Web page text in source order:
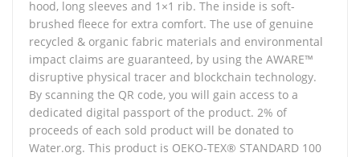
hood, long sleeves and 1×1 rib. The inside is soft-
brushed fleece for extra comfort. The use of genuine
recycled & organic fabric materials and environmental
impact claims are guaranteed, by using the AWARE™
disruptive physical tracer and blockchain technology.
By scanning the QR code, you will gain access to a
dedicated digital passport of the product. 2% of
proceeds of each sold product will be donated to
Water.org. This product is OEKO-TEX® STANDARD 100